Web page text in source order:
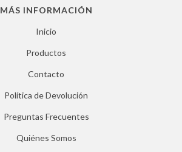
MÁS INFORMACIÓN
Inicio
Productos
Contacto
Política de Devolución
Preguntas Frecuentes
Quiénes Somos